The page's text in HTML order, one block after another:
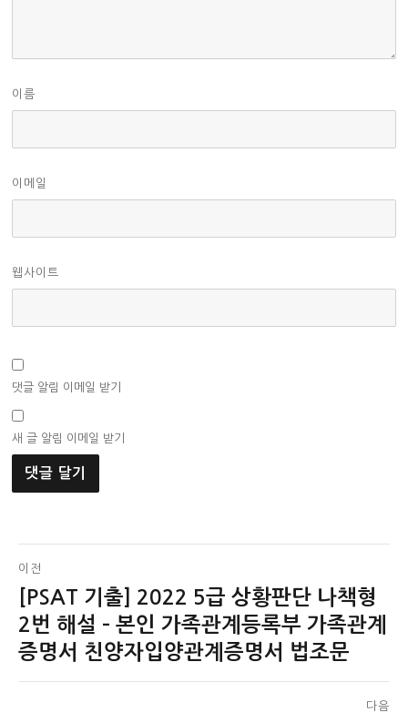
이름
이메일
웹사이트
댓글 알림 이메일 받기
새 글 알림 이메일 받기
글
탐
색
이전
이
전
글:
[PSAT 기출] 2022 5급 상황판단 나책형
2번 해설 – 본인 가족관계등록부 가족관계
증명서 친양자입양관계증명서 법조문
다음